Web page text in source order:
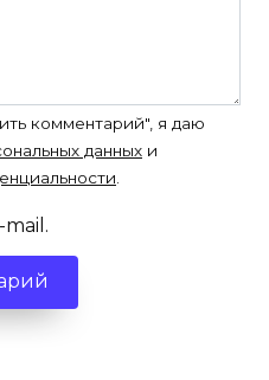
комментарий", я даю
данных и
mail.